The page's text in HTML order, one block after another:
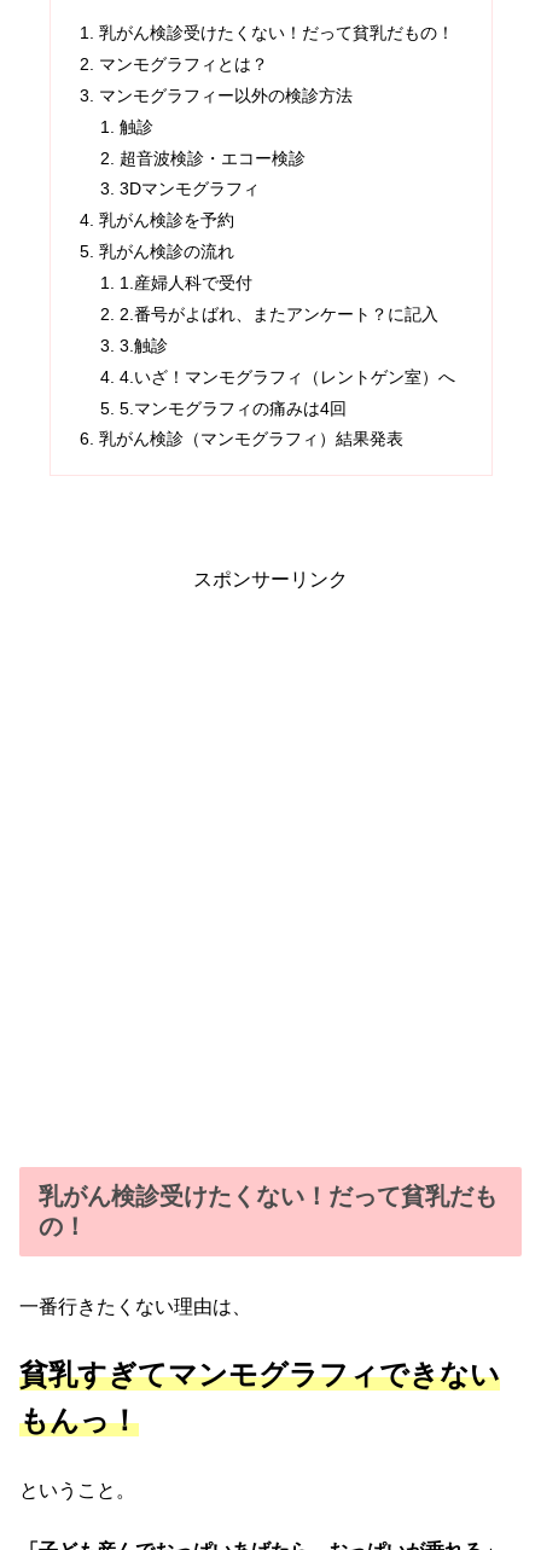
乳がん検診受けたくない！だって貧乳だもの！
マンモグラフィとは？
マンモグラフィー以外の検診方法
触診
超音波検診・エコー検診
3Dマンモグラフィ
乳がん検診を予約
乳がん検診の流れ
1.産婦人科で受付
2.番号がよばれ、またアンケート？に記入
3.触診
4.いざ！マンモグラフィ（レントゲン室）へ
5.マンモグラフィの痛みは4回
乳がん検診（マンモグラフィ）結果発表
スポンサーリンク
乳がん検診受けたくない！だって貧乳だも
の！
一番行きたくない理由は、
貧乳すぎてマンモグラフィできない
もんっ！
ということ。